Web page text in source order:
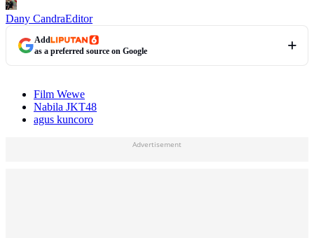
Dany CandraEditor
Add
as a preferred source on Google
Film Wewe
Nabila JKT48
agus kuncoro
Advertisement